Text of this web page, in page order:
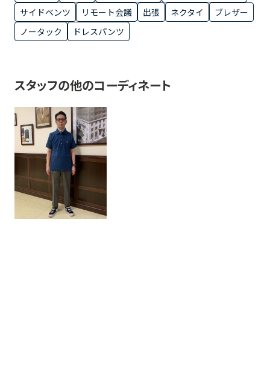
サイドベンツ
リモート会議 出張 ネクタイ
ブレザー
ノータック
ドレスパンツ
スタッフの他のコーディネート